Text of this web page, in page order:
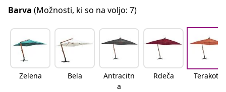
Barva (Možnosti, ki so na voljo: 7)
Zelena Bela
Antracitn
a
Rdeča Terakota